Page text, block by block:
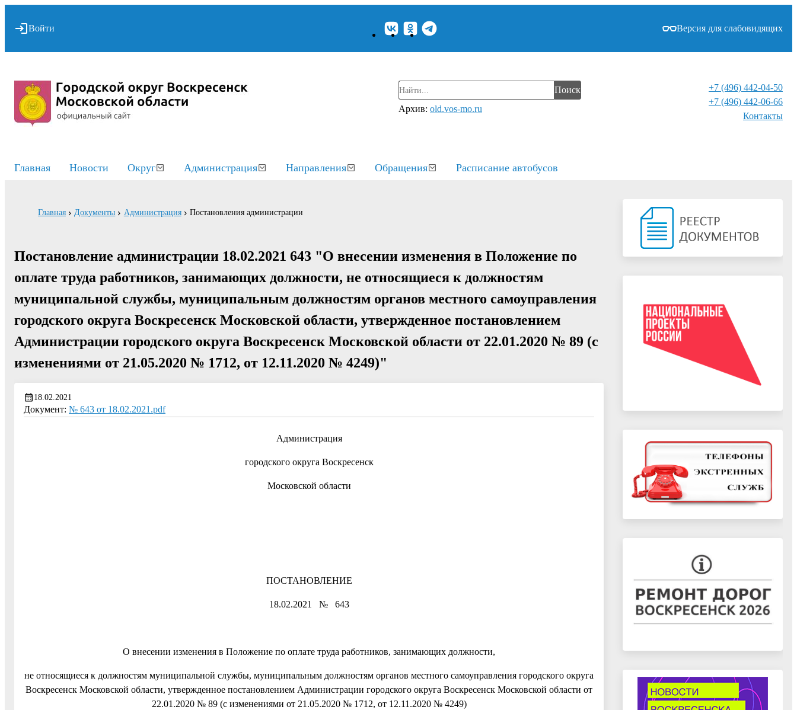
Войти Версия для слабовидящих
Поиск
Архив: old.vos-mo.ru
+7 (496) 442-04-50
+7 (496) 442-06-66
Контакты⁠
Главная Новости Округ Администрация Направления Обращения Расписание автобусов
Главная Документы Администрация Постановления администрации
Постановление администрации 18.02.2021 643 "О внесении изменения в Положение по
оплате труда работников, занимающих должности, не относящиеся к должностям
муниципальной службы, муниципальным должностям органов местного самоуправления
городского округа Воскресенск Московской области, утвержденное постановлением
Администрации городского округа Воскресенск Московской области от 22.01.2020 № 89 (с
изменениями от 21.05.2020 № 1712, от 12.11.2020 № 4249)"
18.02.2021
Документ: № 643 от 18.02.2021.pdf
Администрация
городского округа Воскресенск
Московской области
ПОСТАНОВЛЕНИЕ
18.02.2021 № 643
О внесении изменения в Положение по оплате труда работников, занимающих должности,
не относящиеся к должностям муниципальной службы, муниципальным должностям органов местного самоуправления городского округа
Воскресенск Московской области, утвержденное постановлением Администрации городского округа Воскресенск Московской области от
22.01.2020 № 89 (с изменениями от 21.05.2020 № 1712, от 12.11.2020 № 4249)